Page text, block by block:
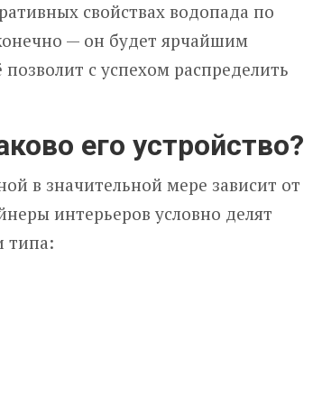
свойствах водопада по
— он будет ярчайшим
с успехом распределить
его устройство?
в значительной мере зависит от
интерьеров условно делят
типа: